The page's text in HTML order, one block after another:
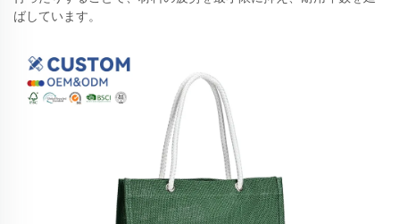
ばしています。